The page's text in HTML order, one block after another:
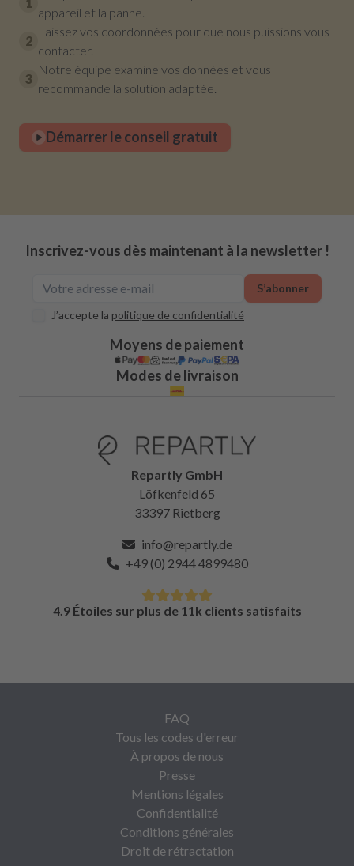
appareil et la panne.
2
Laissez vos coordonnées pour que nous puissions vous
contacter.
3
Notre équipe examine vos données et vous
recommande la solution adaptée.
Démarrer le conseil gratuit
Inscrivez-vous dès maintenant à la newsletter !
J’accepte la politique de confidentialité
S’abonner
Moyens de paiement
Modes de livraison
Repartly GmbH
Löfkenfeld 65
33397 Rietberg
info@repartly.de
+49 (0) 2944 4899480
4.9 Étoiles sur plus de 11k clients satisfaits
FAQ
Tous les codes d'erreur
À propos de nous
Presse
Mentions légales
Confidentialité
Conditions générales
Droit de rétractation